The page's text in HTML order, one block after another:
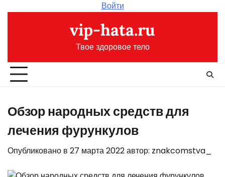
Войти
vip-hata.ru
Твое здоровое тело
Обзор народных средств для
лечения фурункулов
Опубликовано в 27 марта 2022автор: znakcomstva_